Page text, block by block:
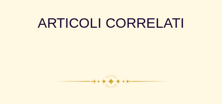
ARTICOLI CORRELATI